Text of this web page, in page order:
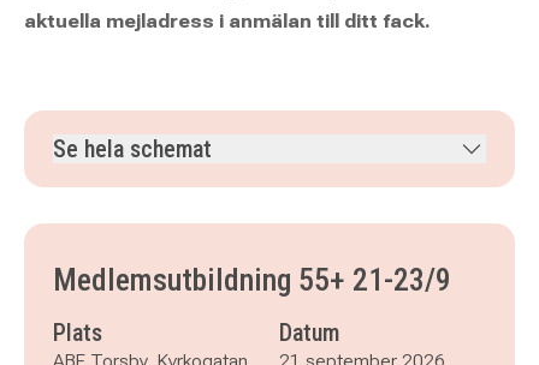
aktuella mejladress i anmälan till ditt fack.
Se hela schemat
onsdag 23 september 2026
klockan 08.30–16.00
Medlemsutbildning 55+ 21-23/9
Plats Datum